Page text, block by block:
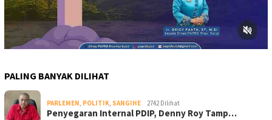
PALING BANYAK DILIHAT
PARLEMEN, POLITIK, SANGIHE 2742 Dilihat
Penyegaran Internal PDIP, Denny Roy Tamp…